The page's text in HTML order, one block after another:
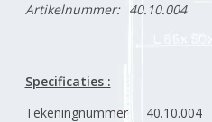
Artikelnummer: 40.10.004
Specificaties :
Tekeningnummer
40.10.004